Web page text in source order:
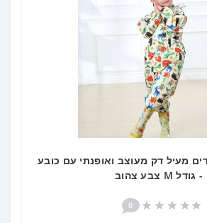
מעיל דק מעוצב ואופנתי עם כובע
- גודל M צבע צהוב
0